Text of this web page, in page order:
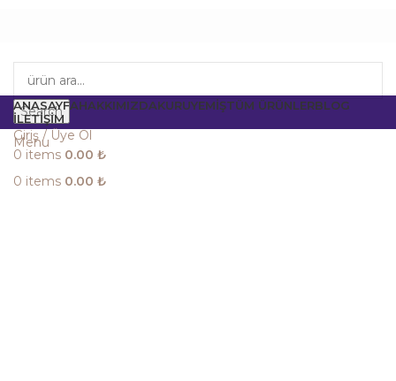
Search
Menu
0 items 0.00 ₺
ANASAYFAHAKKIMIZDAKURUYEMIŞTÜM ÜRÜNLERBLOG
İLETIŞIM
Giriş / Üye Ol
0 items 0.00 ₺